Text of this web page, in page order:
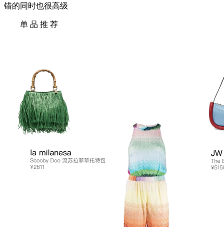
错的同时也很高级
单 品 推 荐